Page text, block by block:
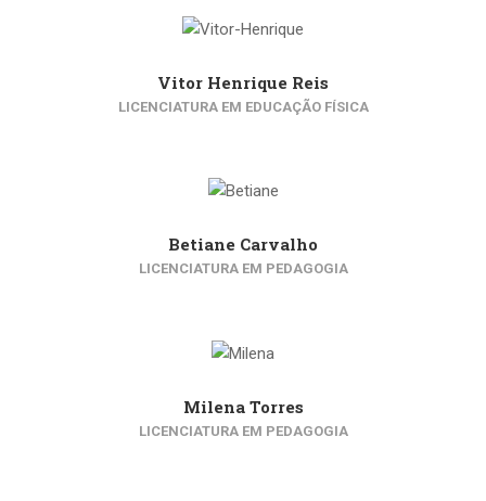
Vitor Henrique Reis
LICENCIATURA EM EDUCAÇÃO FÍSICA
Betiane Carvalho
LICENCIATURA EM PEDAGOGIA
Milena Torres
LICENCIATURA EM PEDAGOGIA